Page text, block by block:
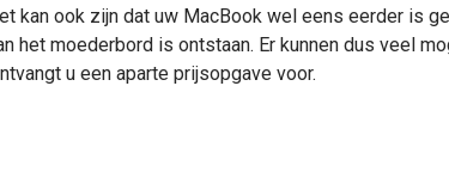
kan ook zijn dat uw MacBook wel eens eerder is
het moederbord is ontstaan. Er kunnen dus veel
u een aparte prijsopgave voor.